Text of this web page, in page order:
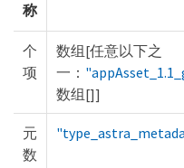
称
个
项
数组[任意以下之
一：
数组[]]
元
数